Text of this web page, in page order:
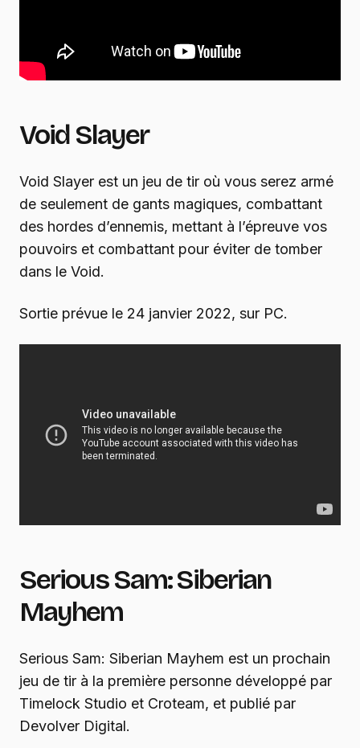
Void Slayer
Void Slayer est un jeu de tir où vous serez armé
de seulement de gants magiques, combattant
des hordes d’ennemis, mettant à l’épreuve vos
pouvoirs et combattant pour éviter de tomber
dans le Void.
Sortie prévue le 24 janvier 2022, sur PC.
Serious Sam: Siberian
Mayhem
Serious Sam: Siberian Mayhem est un prochain
jeu de tir à la première personne développé par
Timelock Studio et Croteam, et publié par
Devolver Digital.